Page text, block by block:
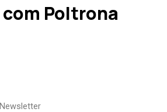
Poltrona